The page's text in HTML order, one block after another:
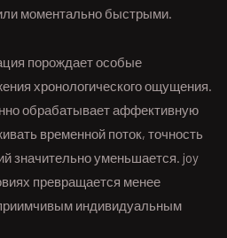
моментально быстрыми.
порождает особые
хронологического ощущения.
обрабатывает аффективную
временной поток, точность
значительно уменьшается. joy
превращается менее
индивидуальным